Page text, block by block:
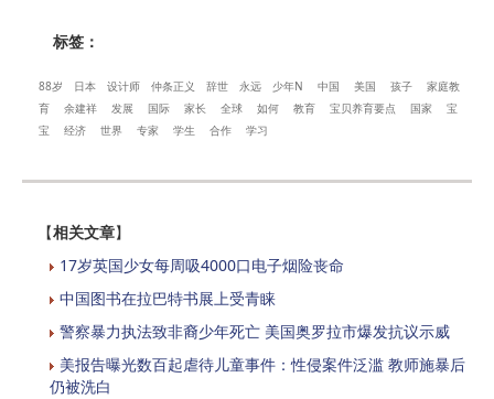
标签：
88岁 日本 设计师 仲条正义 辞世 永远 少年N 中国 美国 孩子
家庭教
育
余建祥 发展 国际 家长 全球 如何 教育 宝贝养育要点 国家
宝
宝
经济 世界 专家 学生 合作 学习
【相关文章】
17岁英国少女每周吸4000口电子烟险丧命
中国图书在拉巴特书展上受青睐
警察暴力执法致非裔少年死亡 美国奥罗拉市爆发抗议示威
美报告曝光数百起虐待儿童事件：性侵案件泛滥 教师施暴后
仍被洗白